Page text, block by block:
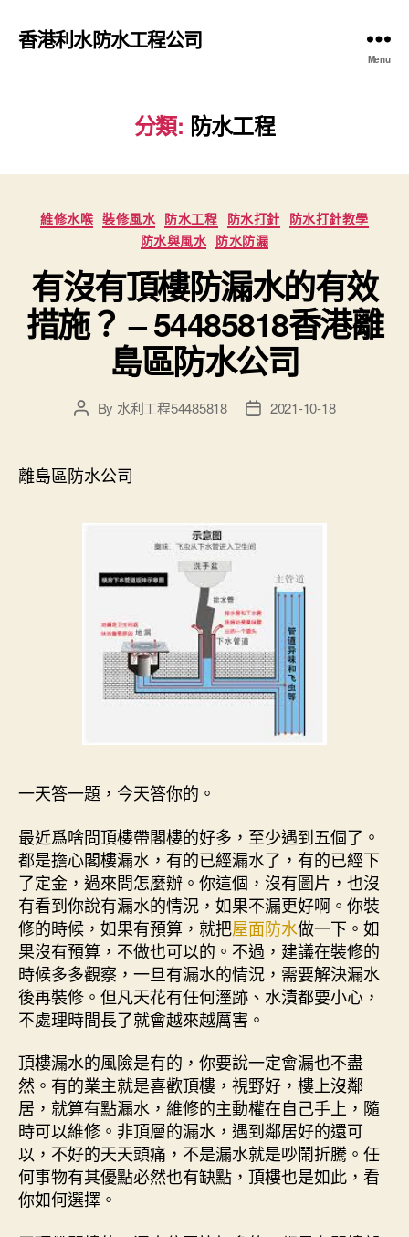
香港利水防水工程公司
Menu
分類: 防水工程
Categories
維修水喉 裝修風水 防水工程 防水打針 防水打針教學
防水與風水 防水防漏
有沒有頂樓防漏水的有效
措施？ – 54485818香港離
島區防水公司
PostBy 水利工程54485818
Post2021-10-18
離島區防水公司
一天答一題，今天答你的。
最近爲啥問頂樓帶閣樓的好多，至少遇到五個了。
都是擔心閣樓漏水，有的已經漏水了，有的已經下
了定金，過來問怎麼辦。你這個，沒有圖片，也沒
有看到你說有漏水的情況，如果不漏更好啊。你裝
修的時候，如果有預算，就把屋面防水做一下。如
果沒有預算，不做也可以的。不過，建議在裝修的
時候多多觀察，一旦有漏水的情況，需要解決漏水
後再裝修。但凡天花有任何溼跡、水漬都要小心，
不處理時間長了就會越來越厲害。
頂樓漏水的風險是有的，你要說一定會漏也不盡
然。有的業主就是喜歡頂樓，視野好，樓上沒鄰
居，就算有點漏水，維修的主動權在自己手上，隨
時可以維修。非頂層的漏水，遇到鄰居好的還可
以，不好的天天頭痛，不是漏水就是吵鬧折騰。任
何事物有其優點必然也有缺點，頂樓也是如此，看
你如何選擇。